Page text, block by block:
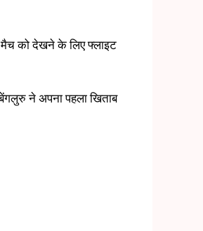
मैच को देखने के लिए फ्लाइट
ने अपना पहला खिताब